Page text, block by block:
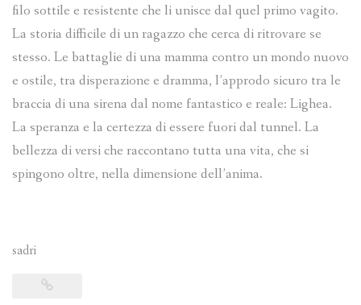
filo sottile e resistente che li unisce dal quel primo vagito.
La storia difficile di un ragazzo che cerca di ritrovare se
stesso. Le battaglie di una mamma contro un mondo nuovo
e ostile, tra disperazione e dramma, l’approdo sicuro tra le
braccia di una sirena dal nome fantastico e reale: Lighea.
La speranza e la certezza di essere fuori dal tunnel. La
bellezza di versi che raccontano tutta una vita, che si
spingono oltre, nella dimensione dell’anima.
sadri